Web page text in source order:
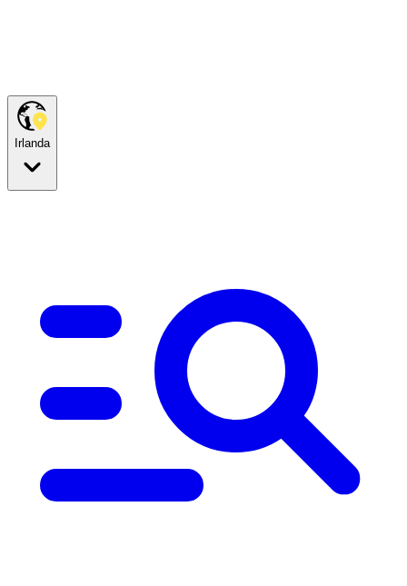
Irlanda